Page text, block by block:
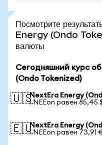
Посмотрите
Energy (Ondo
валюты
Сегодняшний курс
(Ondo Tokenized)
🇺🇸NextEra Energy
1 NEEon равен 85,45
🇪🇺NextEra Energy
1 NEEon равен 73,91